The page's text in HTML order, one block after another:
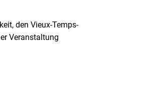
den Vieux-Temps-
Veranstaltung